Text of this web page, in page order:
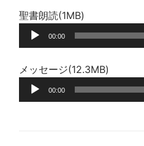
聖書朗読(1MB)
声
レ
00:00
メッセージ(12.3MB)
声
00:00